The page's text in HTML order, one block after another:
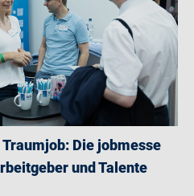
Die jobmesse
und Talente